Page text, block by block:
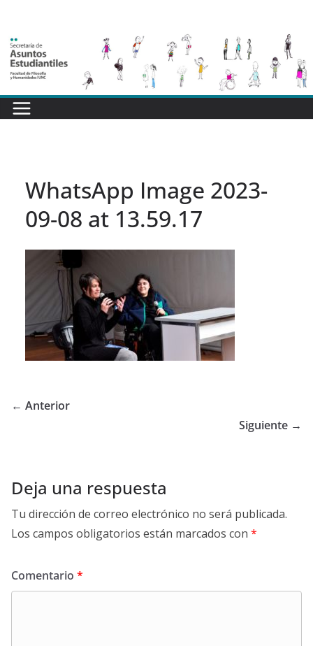
contenido
WhatsApp Image 2023-
09-08 at 13.59.17
← Anterior
Siguiente →
Deja una respuesta
Tu dirección de correo electrónico no será publicada.
Los campos obligatorios están marcados con *
Comentario *